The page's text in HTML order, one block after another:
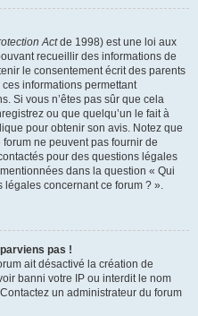
Actde 1998) est une loi aux
recueillir des informations de
le consentement écrit des parents
informations permettant
Si vous n’êtes pas sûr que cela
ou que quelqu’un le fait à
pour obtenir son avis. Notez que
ne peuvent pas fournir de
pour des questions légales
dans la question « Qui
concernant ce forum ? ».
pas !
ait désactivé la création de
banni votre IP ou interdit le nom
un administrateur du forum